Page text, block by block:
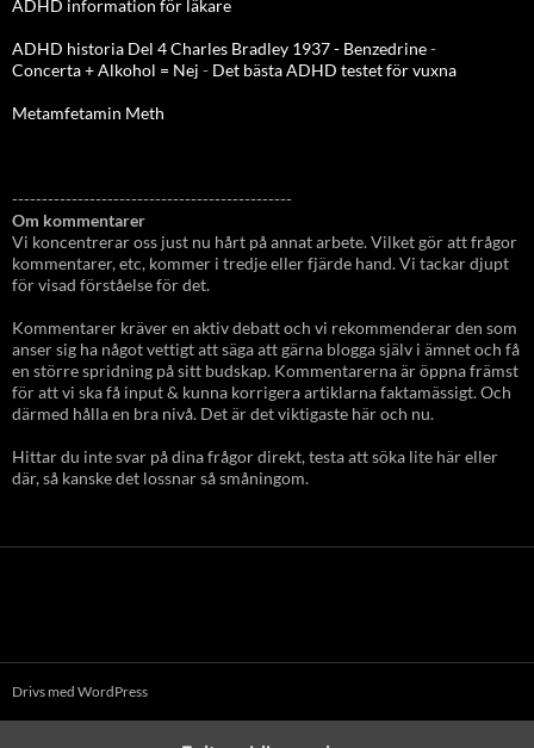
ADHD information för läkare
ADHD historia Del 4 Charles Bradley 1937 - Benzedrine-
Concerta + Alkohol = Nej - Det bästa ADHD testet för vuxna
Metamfetamin Meth
-----------------------------------------------
Om kommentarer
Vi koncentrerar oss just nu hårt på annat arbete. Vilket gör att frågor
kommentarer, etc, kommer i tredje eller fjärde hand. Vi tackar djupt
för visad förståelse för det.
Kommentarer kräver en aktiv debatt och vi rekommenderar den som
anser sig ha något vettigt att säga att gärna blogga själv i ämnet och få
en större spridning på sitt budskap. Kommentarerna är öppna främst
för att vi ska få input & kunna korrigera artiklarna faktamässigt. Och
därmed hålla en bra nivå. Det är det viktigaste här och nu.
Hittar du inte svar på dina frågor direkt, testa att söka lite här eller
där, så kanske det lossnar så småningom.
Drivs med WordPress